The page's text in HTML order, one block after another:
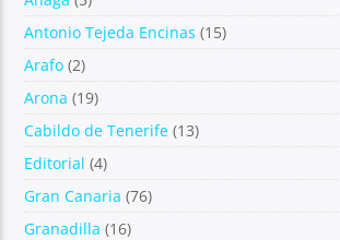
Antonio Tejeda Encinas (15)
Arafo (2)
Arona (19)
Cabildo de Tenerife (13)
Editorial (4)
Gran Canaria (76)
Granadilla (16)